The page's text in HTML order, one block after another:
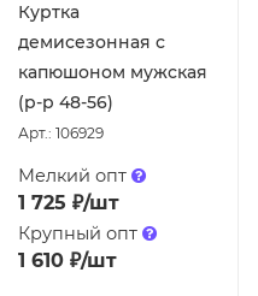
Куртка
демисезонная с
капюшоном мужская
(р-р 48-56)
Арт.: 106929
Мелкий опт
1 725 ₽/шт
Крупный опт
1 610₽/шт